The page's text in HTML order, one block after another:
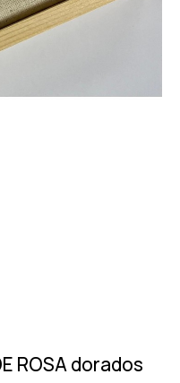
ROSA dorados